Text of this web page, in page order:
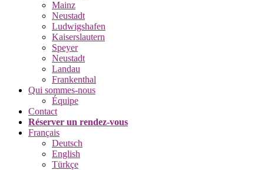
Mainz
Neustadt
Ludwigshafen
Kaiserslautern
Speyer
Neustadt
Landau
Frankenthal
Qui sommes-nous
Équipe
Contact
Réserver un rendez-vous
Français
Deutsch
English
Türkçe